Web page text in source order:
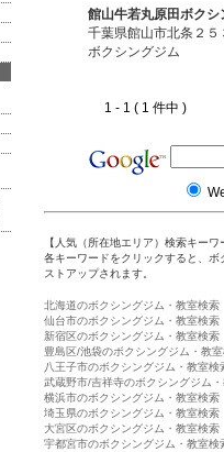
館山牛若丸原田ボクシ
千葉県館山市北条２５
ボクシングジム
1 - 1 ( 1 件中 )
【人気（所在地エリア）検索キーワ
各キーワードをクリックすると、
ストアップされます。
北海道のボクシングジム・教室検索
仙台市のボクシングジム・教室検索
新宿区のボクシングジム・教室検索
豊島区/池袋のボクシングジム・教
八王子市のボクシングジム・教室検
武蔵野市/吉祥寺のボクシングジム
横浜市のボクシングジム・教室検索
埼玉県のボクシングジム・教室検索
大宮区のボクシングジム・教室検索
宇都宮市のボクシングジム・教室検